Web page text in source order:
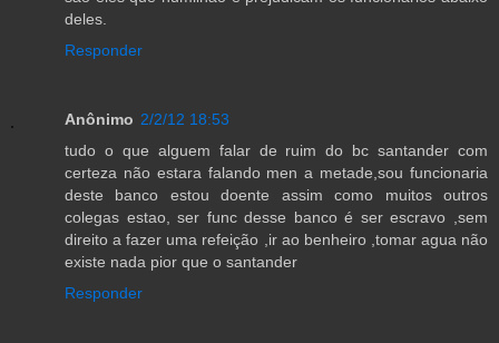
deles.
Responder
Anônimo 2/2/12 18:53
tudo o que alguem falar de ruim do bc santander com
certeza não estara falando men a metade,sou funcionaria
deste banco estou doente assim como muitos outros
colegas estao, ser func desse banco é ser escravo ,sem
direito a fazer uma refeição ,ir ao benheiro ,tomar agua não
existe nada pior que o santander
Responder